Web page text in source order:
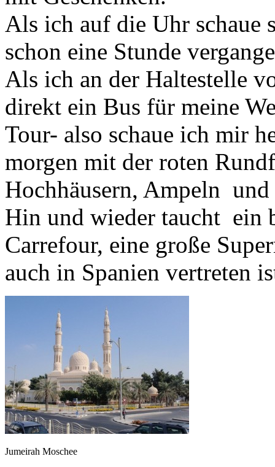
Als ich auf die Uhr schaue
schon eine Stunde
Als ich an der Haltestelle
direkt ein Bus für meine
Tour- also schaue ich mir
morgen mit der roten
Hochhäusern, Ampeln
Hin und wieder taucht ein
Carrefour, eine große
auch in Spanien vertreten
Jumeirah Moschee